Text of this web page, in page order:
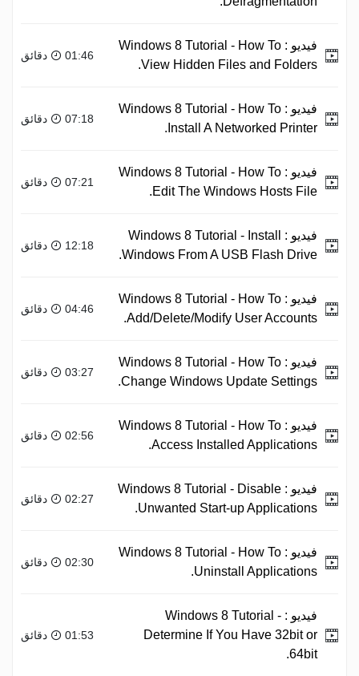
فيديو : Windows 8 Tutorial - How To
View Hidden Files and Folders.
01:46 دقائق
فيديو : Windows 8 Tutorial - How To
Install A Networked Printer.
07:18 دقائق
فيديو : Windows 8 Tutorial - How To
Edit The Windows Hosts File.
07:21 دقائق
فيديو :
Windows 8 Tutorial - Install
Windows From A USB Flash Drive.
12:18 دقائق
فيديو : Windows 8 Tutorial - How To
Add/Delete/Modify User Accounts.
04:46 دقائق
فيديو : Windows 8 Tutorial - How To
Change Windows Update Settings.
03:27 دقائق
فيديو : Windows 8 Tutorial - How To
Access Installed Applications.
02:56 دقائق
فيديو : Windows 8 Tutorial - Disable
Unwanted Start-up Applications.
02:27 دقائق
فيديو : Windows 8 Tutorial - How To
Uninstall Applications.
02:30 دقائق
فيديو : Windows 8 Tutorial -
Determine If You Have 32bit or
64bit.
01:53 دقائق